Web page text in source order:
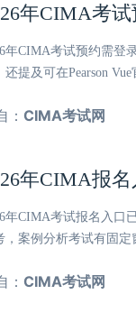
年CIMA考
年CIMA考试预约需登
还提及可在Pearson
： CIMA考试网
年CIMA报
年CIMA考试报名入口
，案例分析考试有固定
： CIMA考试网